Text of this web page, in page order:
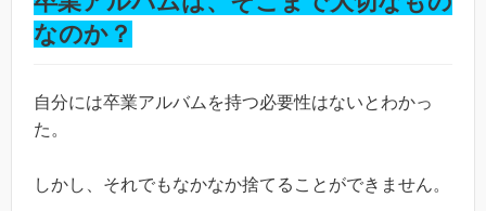
なのか？
自分には卒業アルバムを持つ必要性はないとわかっ
た。
しかし、それでもなかなか捨てることができません。